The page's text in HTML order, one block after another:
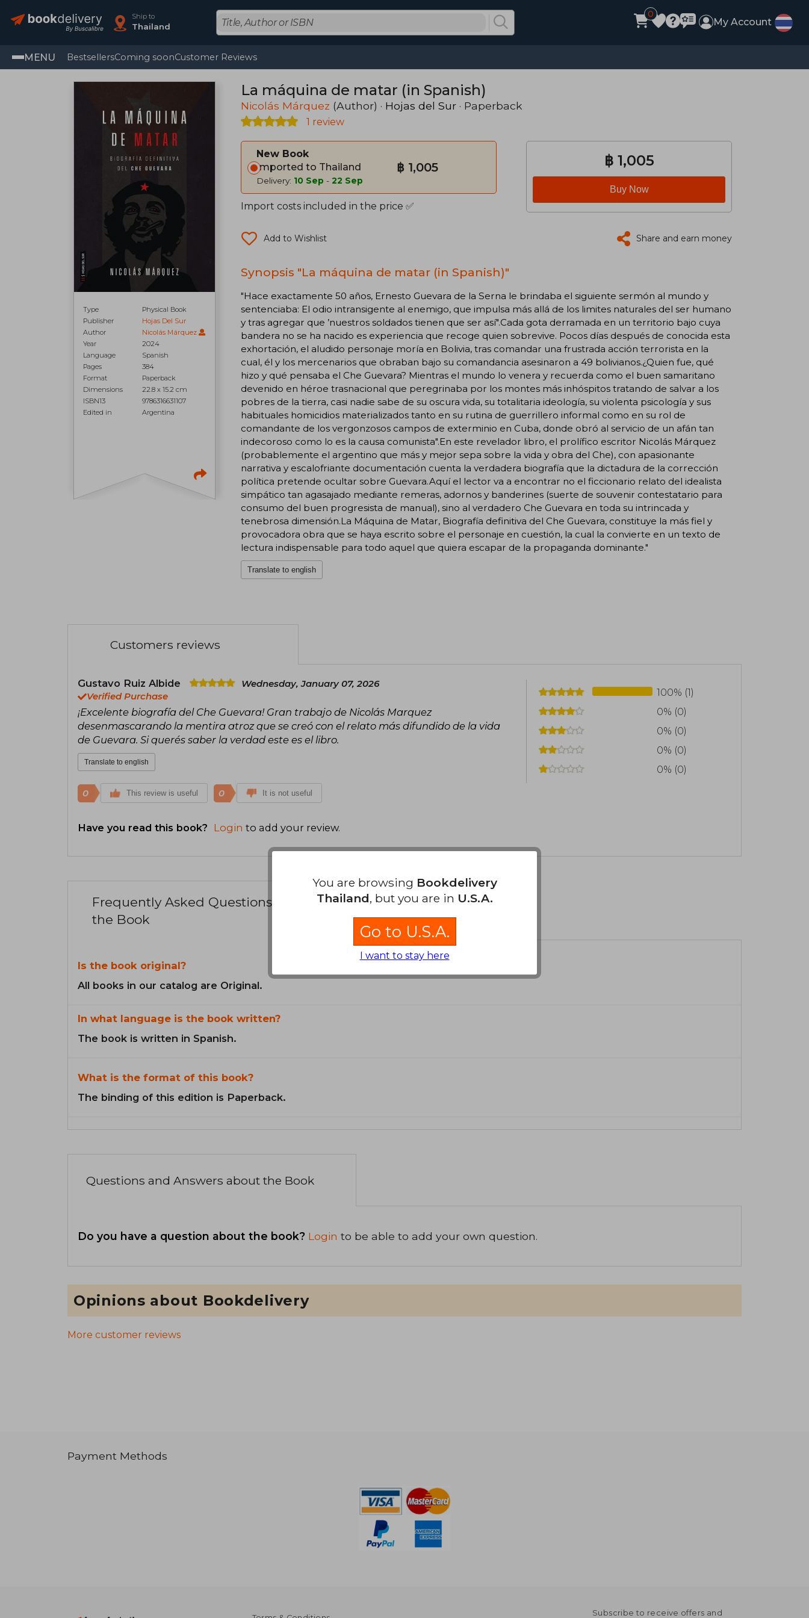
Ship to
Thailand
0
My Account
MENU BestsellersComing soonCustomer Reviews
Type
Physical Book
Publisher
Hojas Del Sur
Author
Nicolás Márquez
Year
2024
Language
Spanish
Pages
384
Format
Paperback
Dimensions
22.8 x 15.2 cm
ISBN13
9786316631107
Edited in
Argentina
La máquina de matar (in Spanish)
Nicolás Márquez (Author) · Hojas del Sur · Paperback
1 review
New Book
Imported to Thailand
Delivery: 10 Sep - 22 Sep
฿ 1,005
Import costs included in the price ✅
฿ 1,005
Buy Now
Add to Wishlist Share and earn money
Synopsis "La máquina de matar (in Spanish)"
"Hace exactamente 50 años, Ernesto Guevara de la Serna le brindaba el siguiente sermón al mundo y
sentenciaba: El odio intransigente al enemigo, que impulsa más allá de los limites naturales del ser humano
y tras agregar que ’nuestros soldados tienen que ser así".Cada gota derramada en un territorio bajo cuya
bandera no se ha nacido es experiencia que recoge quien sobrevive. Pocos días después de conocida esta
exhortación, el aludido personaje moría en Bolivia, tras comandar una frustrada acción terrorista en la
cual, él y los mercenarios que obraban bajo su comandancia asesinaron a 49 bolivianos.¿Quien fue, qué
hizo y qué pensaba el Che Guevara? Mientras el mundo lo venera y recuerda como el buen samaritano
devenido en héroe trasnacional que peregrinaba por los montes más inhóspitos tratando de salvar a los
pobres de la tierra, casi nadie sabe de su oscura vida, su totalitaria ideología, su violenta psicología y sus
habituales homicidios materializados tanto en su rutina de guerrillero informal como en su rol de
comandante de los vergonzosos campos de exterminio en Cuba, donde obró al servicio de un afán tan
indecoroso como lo es la causa comunista".En este revelador libro, el prolífico escritor Nicolás Márquez
(probablemente el argentino que más y mejor sepa sobre la vida y obra del Che), con apasionante
narrativa y escalofriante documentación cuenta la verdadera biografía que la dictadura de la corrección
política pretende ocultar sobre Guevara.Aquí el lector va a encontrar no el ficcionario relato del idealista
simpático tan agasajado mediante remeras, adornos y banderines (suerte de souvenir contestatario para
consumo del buen progresista de manual), sino al verdadero Che Guevara en toda su intrincada y
tenebrosa dimensión.La Máquina de Matar, Biografía definitiva del Che Guevara, constituye la más fiel y
provocadora obra que se haya escrito sobre el personaje en cuestión, la cual la convierte en un texto de
lectura indispensable para todo aquel que quiera escapar de la propaganda dominante."
Translate to english
Customers reviews
Gustavo Ruiz Albide
Wednesday, January 07, 2026
Verified Purchase
¡Excelente biografía del Che Guevara! Gran trabajo de Nicolás Marquez
desenmascarando la mentira atroz que se creó con el relato más difundido de la vida
de Guevara. Si querés saber la verdad este es el libro.
Translate to english
0 This review is useful 0 It is not useful
Have you read this book? Login to add your review.
100% (1)
0% (0)
0% (0)
0% (0)
0% (0)
Frequently Asked Questions about
the Book
Is the book original?
All books in our catalog are Original.
In what language is the book written?
The book is written in Spanish.
What is the format of this book?
The binding of this edition is Paperback.
Questions and Answers about the Book
Do you have a question about the book? Login to be able to add your own question.
Opinions about Bookdelivery
More customer reviews
Payment Methods
Subscribe to receive offers and
You are browsing Bookdelivery
Thailand, but you are in U.S.A.
Go to U.S.A.
I want to stay here